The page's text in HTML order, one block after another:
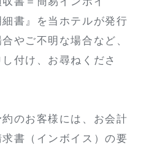
書』を当ホテルが発行
やご不明な場合など、
付け、お尋ねくださ
のお客様には、お会計
書（インボイス）の要